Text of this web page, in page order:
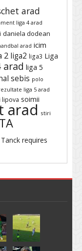
arad
liga 4 arad
daniela dodean
arad icim
2 liga2 liga3 Liga
arad liga 5
sebis polo
liga 5 arad
lipova soimii
arad stiri
requires